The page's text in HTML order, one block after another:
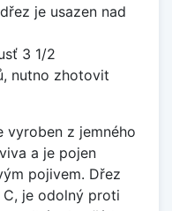
je usazen nad
3 1/2
nutno zhotovit
vyroben z jemného
a je pojen
pojivem. Dřez
C, je odolný proti